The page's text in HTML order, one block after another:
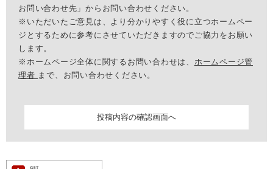
お問い合わせ先」からお問い合わせください。
※いただいたご意見は、より分かりやすく役に立つホームペー
ジとするために参考にさせていただきますのでご協力をお願い
します。
※ホームページ全体に関するお問い合わせは、 ホームページ管
理者 まで、お問い合わせください。